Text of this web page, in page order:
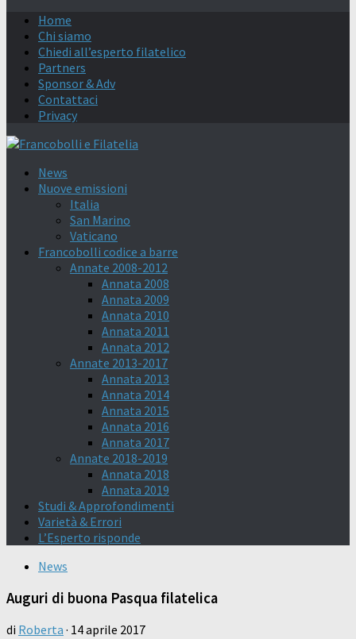
Home
Chi siamo
Chiedi all’esperto filatelico
Partners
Sponsor & Adv
Contattaci
Privacy
News
Nuove emissioni
Italia
San Marino
Vaticano
Francobolli codice a barre
Annate 2008-2012
Annata 2008
Annata 2009
Annata 2010
Annata 2011
Annata 2012
Annate 2013-2017
Annata 2013
Annata 2014
Annata 2015
Annata 2016
Annata 2017
Annate 2018-2019
Annata 2018
Annata 2019
Studi & Approfondimenti
Varietà & Errori
L’Esperto risponde
News
Auguri di buona Pasqua filatelica
di Roberta · 14 aprile 2017